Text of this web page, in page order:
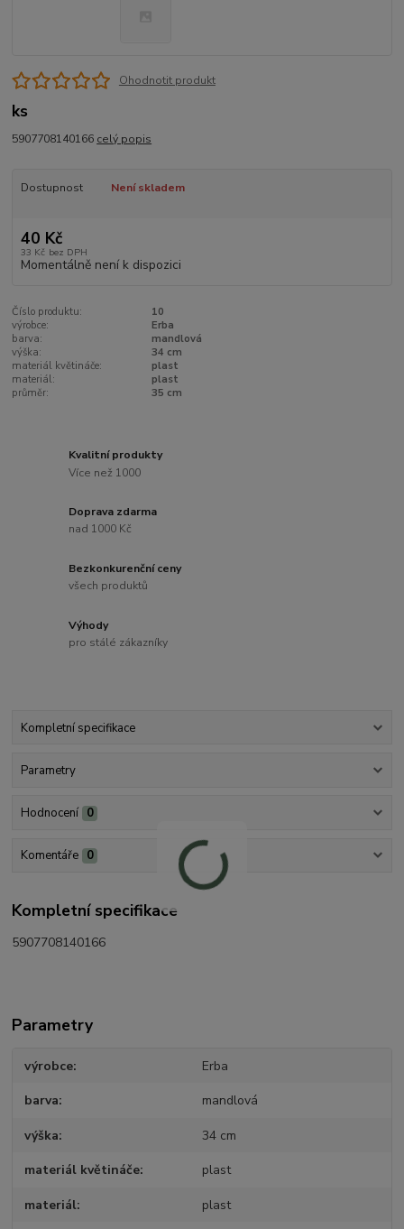
Ohodnotit produkt
ks
5907708140166 celý popis
Dostupnost Není skladem
40 Kč
33 Kč bez DPH
Momentálně není k dispozici
Číslo produktu:
10
výrobce:
Erba
barva:
mandlová
výška:
34 cm
materiál květináče:
plast
materiál:
plast
průměr:
35 cm
Kvalitní produkty
Více než 1000
Doprava zdarma
nad 1000 Kč
Bezkonkurenční ceny
všech produktů
Výhody
pro stálé zákazníky
Kompletní specifikace
Parametry
Hodnocení 0
Komentáře 0
Kompletní specifikace
5907708140166
Parametry
výrobce Erba
barva mandlová
výška 34 cm
materiál květináče plast
materiál plast